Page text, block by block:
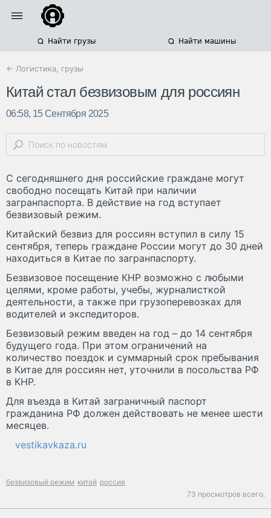
Найти грузы Найти машины
← Логистика, грузы
Китай стал безвизовым для россиян
06:58, 15 Сентября 2025
С сегодняшнего дня российские граждане могут
свободно посещать Китай при наличии
загранпаспорта. В действие на год вступает
безвизовый режим.
Китайский безвиз для россиян вступил в силу 15
сентября, теперь граждане России могут до 30 дней
находиться в Китае по загранпаспорту.
Безвизовое посещение КНР возможно с любыми
целями, кроме работы, учебы, журналисткой
деятельности, а также при грузоперевозках для
водителей и экспедиторов.
Безвизовый режим введен на год – до 14 сентября
будущего года. При этом ограничений на
количество поездок и суммарный срок пребывания
в Китае для россиян нет, уточнили в посольства РФ
в КНР.
Для въезда в Китай заграничный паспорт
гражданина РФ должен действовать не менее шести
месяцев.
vestikavkaza.ru
безвизовый режим китай россия
73 просмотров всего.